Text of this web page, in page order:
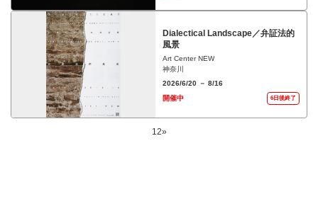
Dialectical Landscape／弁証法的
風景
Art Center NEW
神奈川
2026/6/20 － 8/16
開催中
6日後終了
12»